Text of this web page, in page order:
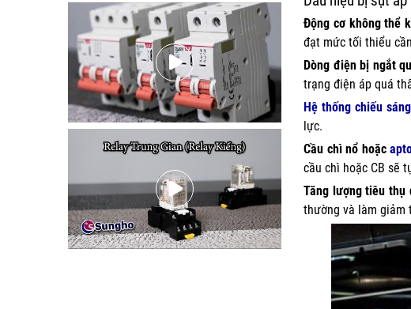
Động cơ không thể
đạt mức tối thiểu
Dòng điện bị ngắt
trạng điện áp quá
Hệ thống chiếu sáng
lực.
Cầu chì nổ hoặc
cầu chì hoặc CB sẽ
Tăng lượng tiêu thụ
thường và làm giảm